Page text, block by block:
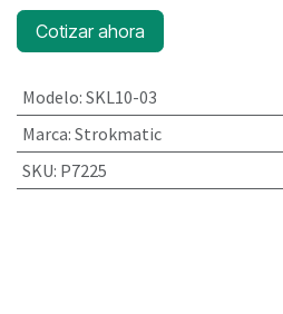
Cotizar ahora
Modelo: SKL10-03
Marca: Strokmatic
SKU: P7225